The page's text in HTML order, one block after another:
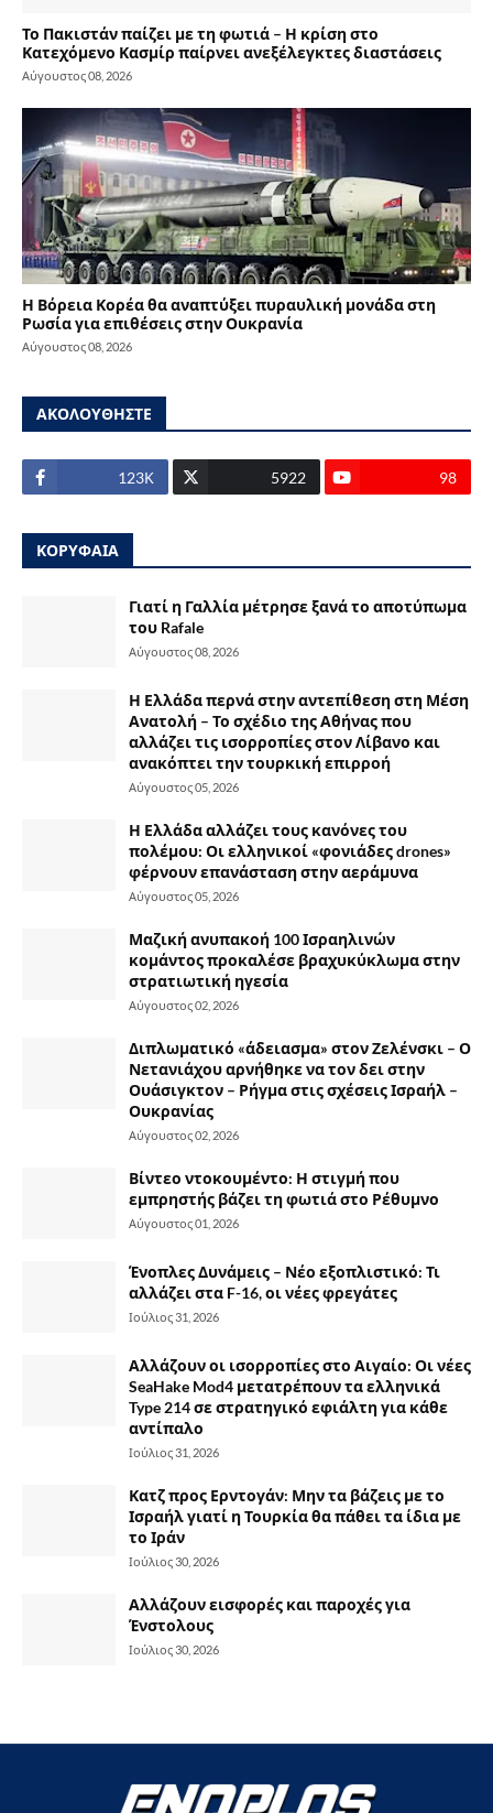
Το Πακιστάν παίζει με τη φωτιά – Η κρίση στο
Κατεχόμενο Κασμίρ παίρνει ανεξέλεγκτες διαστάσεις
Αύγουστος 08, 2026
Η Βόρεια Κορέα θα αναπτύξει πυραυλική μονάδα στη
Ρωσία για επιθέσεις στην Ουκρανία
Αύγουστος 08, 2026
ΑΚΟΛΟΥΘΗΣΤΕ
123Κ 5922 98
ΚΟΡΥΦΑΙΑ
Γιατί η Γαλλία μέτρησε ξανά το αποτύπωμα
του Rafale
Αύγουστος 08, 2026
Η Ελλάδα περνά στην αντεπίθεση στη Μέση
Ανατολή – Το σχέδιο της Αθήνας που
αλλάζει τις ισορροπίες στον Λίβανο και
ανακόπτει την τουρκική επιρροή
Αύγουστος 05, 2026
Η Ελλάδα αλλάζει τους κανόνες του
πολέμου: Οι ελληνικοί «φονιάδες drones»
φέρνουν επανάσταση στην αεράμυνα
Αύγουστος 05, 2026
Μαζική ανυπακοή 100 Ισραηλινών
κομάντος προκαλέσε βραχυκύκλωμα στην
στρατιωτική ηγεσία
Αύγουστος 02, 2026
Διπλωματικό «άδειασμα» στον Ζελένσκι – Ο
Νετανιάχου αρνήθηκε να τον δει στην
Ουάσιγκτον – Ρήγμα στις σχέσεις Ισραήλ –
Ουκρανίας
Αύγουστος 02, 2026
Βίντεο ντοκουμέντο: Η στιγμή που
εμπρηστής βάζει τη φωτιά στο Ρέθυμνο
Αύγουστος 01, 2026
Ένοπλες Δυνάμεις – Νέο εξοπλιστικό: Τι
αλλάζει στα F-16, οι νέες φρεγάτες
Ιούλιος 31, 2026
Αλλάζουν οι ισορροπίες στο Αιγαίο: Οι νέες
SeaHake Mod4 μετατρέπουν τα ελληνικά
Type 214 σε στρατηγικό εφιάλτη για κάθε
αντίπαλο
Ιούλιος 31, 2026
Κατζ προς Ερντογάν: Μην τα βάζεις με το
Ισραήλ γιατί η Τουρκία θα πάθει τα ίδια με
το Ιράν
Ιούλιος 30, 2026
Αλλάζουν εισφορές και παροχές για
Ένστολους
Ιούλιος 30, 2026